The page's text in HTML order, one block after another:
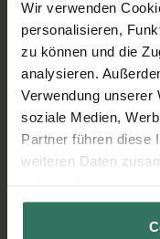
Wir verwenden
personalisieren,
zu können und die
analysieren.
Verwendung unserer
soziale Medien,
Partner führen diese
weiteren Daten
gesammelt haben.
gedruckt werden
Nach der
Die Blumen zur
nur für einige
vor, wie ein Grab